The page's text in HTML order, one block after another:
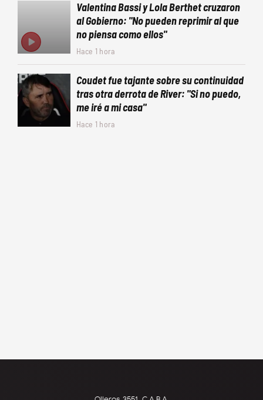
Valentina Bassi y Lola Berthet cruzaron
al Gobierno: "No pueden reprimir al que
no piensa como ellos"
Hace 1 hora
Coudet fue tajante sobre su continuidad
tras otra derrota de River: "Si no puedo,
me iré a mi casa"
Hace 1 hora